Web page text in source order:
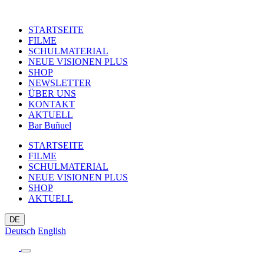
STARTSEITE
FILME
SCHULMATERIAL
NEUE VISIONEN PLUS
SHOP
NEWSLETTER
ÜBER UNS
KONTAKT
AKTUELL
Bar Buñuel
STARTSEITE
FILME
SCHULMATERIAL
NEUE VISIONEN PLUS
SHOP
AKTUELL
DE
Deutsch English